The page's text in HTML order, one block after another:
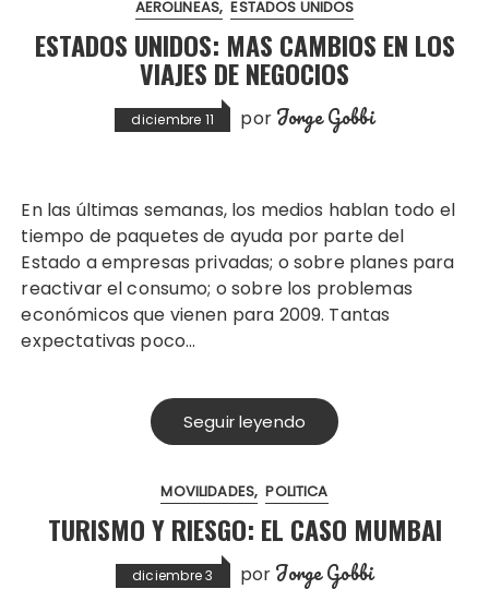
AEROLINEAS ESTADOS UNIDOS
ESTADOS UNIDOS: MAS CAMBIOS EN LOS
VIAJES DE NEGOCIOS
diciembre 11 por Jorge Gobbi
En las últimas semanas, los medios hablan todo el
tiempo de paquetes de ayuda por parte del
Estado a empresas privadas; o sobre planes para
reactivar el consumo; o sobre los problemas
económicos que vienen para 2009. Tantas
expectativas poco…
Seguir leyendo
MOVILIDADES POLITICA
TURISMO Y RIESGO: EL CASO MUMBAI
diciembre 3 por Jorge Gobbi